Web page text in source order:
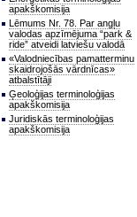
apakškomisija
Lēmums Nr. 78. Par angļu
valodas apzīmējuma “park &
ride” atveidi latviešu valodā
«Valodniecības pamatterminu
skaidrojošās vārdnīcas»
atbalstītāji
Ģeoloģijas terminoloģijas
apakškomisija
Juridiskās terminoloģijas
apakškomisija